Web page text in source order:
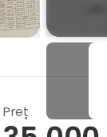
Preț